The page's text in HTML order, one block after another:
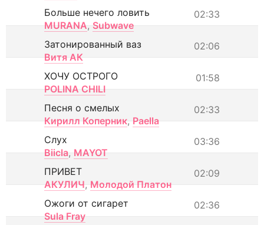
02:33
Больше нечего ловить
MURANA, Subwave
02:06
Затонированный ваз
Витя АК
01:58
ХОЧУ ОСТРОГО
POLINA CHILI
02:33
Песня о смелых
Кирилл Коперник, Paella
03:36
Слух
Biicla, MAYOT
02:09
ПРИВЕТ
АКУЛИЧ, Молодой Платон
02:36
Ожоги от сигарет
Sula Fray